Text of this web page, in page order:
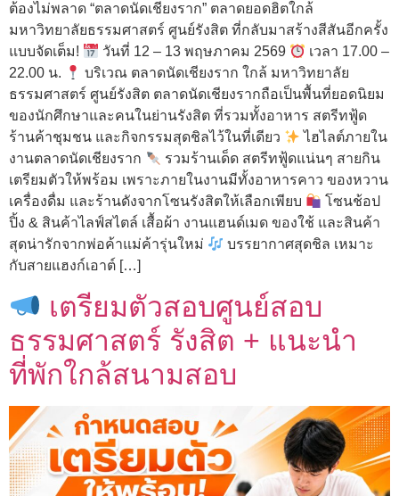
ต้องไม่พลาด “ตลาดนัดเชียงราก” ตลาดยอดฮิตใกล้
มหาวิทยาลัยธรรมศาสตร์ ศูนย์รังสิต ที่กลับมาสร้างสีสันอีกครั้ง
แบบจัดเต็ม!
วันที่ 12 – 13 พฤษภาคม 2569
เวลา 17.00 –
22.00 น.
บริเวณ ตลาดนัดเชียงราก ใกล้ มหาวิทยาลัย
ธรรมศาสตร์ ศูนย์รังสิต ตลาดนัดเชียงรากถือเป็นพื้นที่ยอดนิยม
ของนักศึกษาและคนในย่านรังสิต ที่รวมทั้งอาหาร สตรีทฟู้ด
ร้านค้าชุมชน และกิจกรรมสุดชิลไว้ในที่เดียว
ไฮไลต์ภายใน
งานตลาดนัดเชียงราก
รวมร้านเด็ด สตรีทฟู้ดแน่นๆ สายกิน
เตรียมตัวให้พร้อม เพราะภายในงานมีทั้งอาหารคาว ของหวาน
เครื่องดื่ม และร้านดังจากโซนรังสิตให้เลือกเพียบ
โซนช้อป
ปิ้ง & สินค้าไลฟ์สไตล์ เสื้อผ้า งานแฮนด์เมด ของใช้ และสินค้า
สุดน่ารักจากพ่อค้าแม่ค้ารุ่นใหม่
บรรยากาศสุดชิล เหมาะ
กับสายแฮงก์เอาต์ […]
เตรียมตัวสอบศูนย์สอบ
ธรรมศาสตร์ รังสิต + แนะนำ
ที่พักใกล้สนามสอบ